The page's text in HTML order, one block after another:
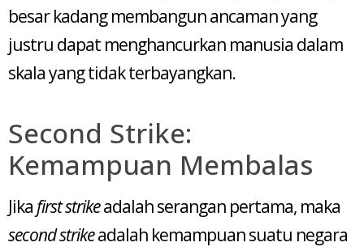
besar kadang membangun ancaman yang
justru dapat menghancurkan manusia dalam
skala yang tidak terbayangkan.
Second Strike:
Kemampuan Membalas
Jika first strikeadalah serangan pertama, maka
second strikeadalah kemampuan suatu negara